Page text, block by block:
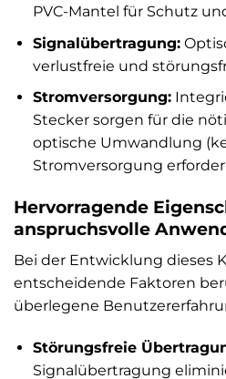
PVC-Mantel für Schutz
Signalübertragung:
verlustfreie und
Stromversorgung:
Stecker sorgen für die
optische Umwandlung
Stromversorgung
Hervorragende
anspruchsvolle
Bei der Entwicklung dieses
entscheidende Faktoren
überlegene
Störungsfreie
Signalübertragung